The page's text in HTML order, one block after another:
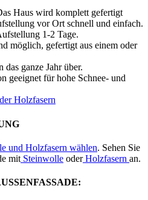
Haus wird komplett gefertigt
vor Ort schnell und einfach.
1-2 Tage.
möglich, gefertigt aus einem oder
das ganze Jahr über.
geeignet für hohe Schnee- und
Holzfasern
und Holzfasern wählen. Sehen Sie
mit Steinwolle oderHolzfasern an.